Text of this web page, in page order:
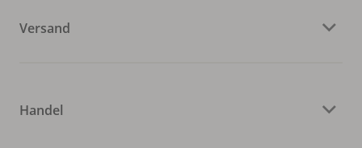
Versand
Handel